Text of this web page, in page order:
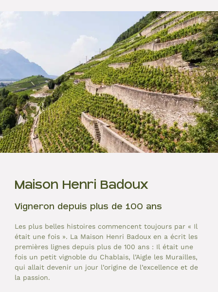
Maison Henri Badoux
Vigneron depuis plus de 100 ans
Les plus belles histoires commencent toujours par « Il
était une fois ». La Maison Henri Badoux en a écrit les
premières lignes depuis plus de 100 ans : Il était une
fois un petit vignoble du Chablais, l’Aigle les Murailles,
qui allait devenir un jour l’origine de l’excellence et de
la passion.